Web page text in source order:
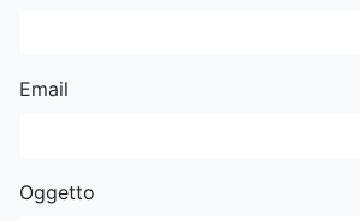
Email
Oggetto